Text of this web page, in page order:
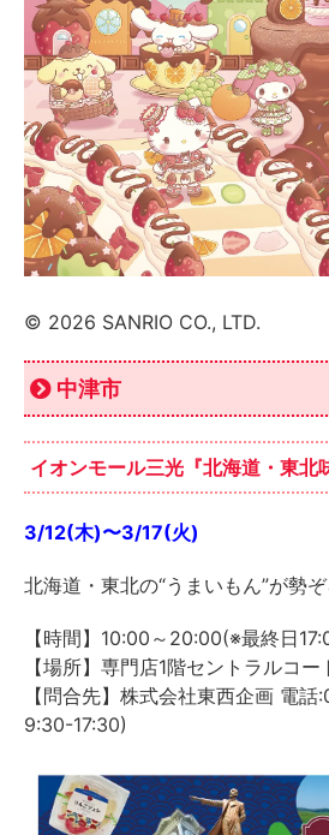
© 2026 SANRIO CO., LTD.
中津市
イオンモール三光『北海道・東北
3/12(木)〜3/17(火)
北海道・東北の“うまいもん”が勢
【時間】10:00～20:00(※最終日
【場所】専門店1階セントラルコー
【問合先】株式会社東西企画 電
9:30-17:30)